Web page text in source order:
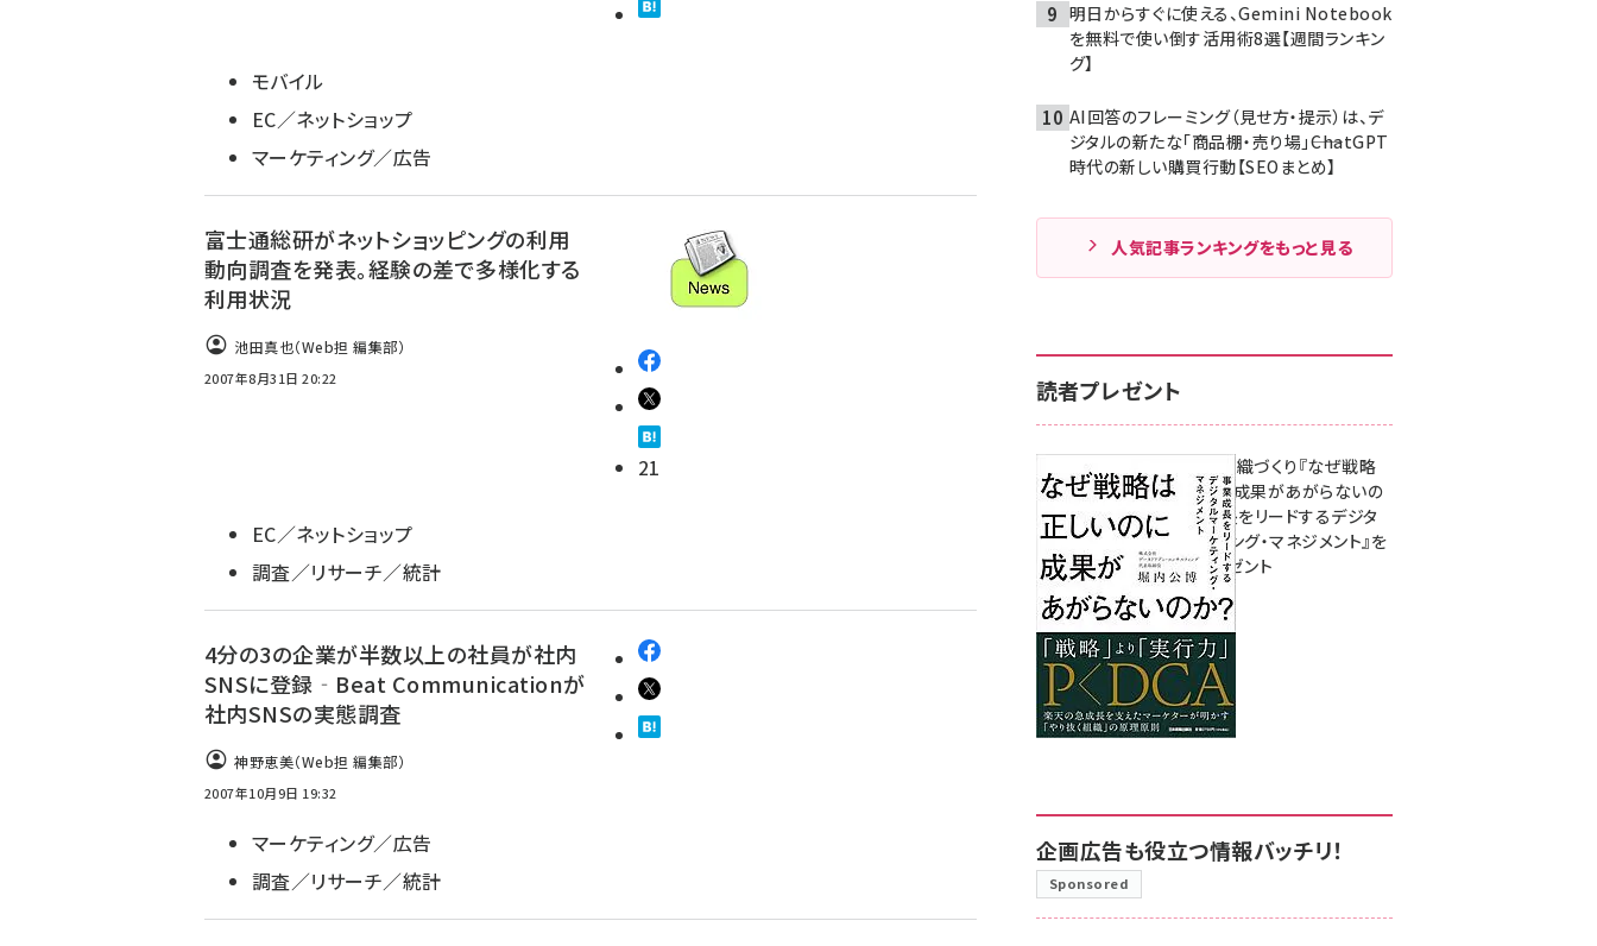
モバイル
EC／ネットショップ
マーケティング／広告
富士通総研がネットショッピングの利用
動向調査を発表。経験の差で多様化する
利用状況
池田真也（Web担 編集部）
2007年8月31日 20:22
21
EC／ネットショップ
調査／リサーチ／統計
4分の3の企業が半数以上の社員が社内
SNSに登録‐Beat Communicationが
社内SNSの実態調査
神野恵美（Web担 編集部）
2007年10月9日 19:32
マーケティング／広告
調査／リサーチ／統計
明日からすぐに使える、Gemini Notebook
を無料で使い倒す活用術8選【週間ランキン
グ】
AI回答のフレーミング（見せ方・提示）は、デ
ジタルの新たな「商品棚・売り場」――ChatGPT
時代の新しい購買行動【SEOまとめ】
人気記事ランキングをもっと見る
読者プレゼント
成果を生む組織づくり『なぜ戦略
は正しいのに成果があがらないの
か？ 事業成長をリードするデジタ
ルマーケティング・マネジメント』を
3名様にプレゼント
8月7日 10:00
企画広告も役立つ情報バッチリ！
Sponsored